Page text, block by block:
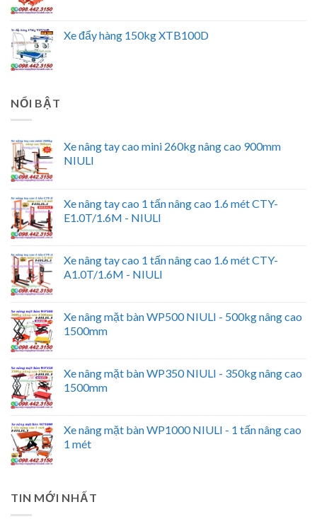
Xe đẩy hàng 150kg XTB100D
NỔI BẬT
Xe nâng tay cao mini 260kg nâng cao 900mm
NIULI
Xe nâng tay cao 1 tấn nâng cao 1.6 mét CTY-
E1.0T/1.6M - NIULI
Xe nâng tay cao 1 tấn nâng cao 1.6 mét CTY-
A1.0T/1.6M - NIULI
Xe nâng mặt bàn WP500 NIULI - 500kg nâng cao
1500mm
Xe nâng mặt bàn WP350 NIULI - 350kg nâng cao
1500mm
Xe nâng mặt bàn WP1000 NIULI - 1 tấn nâng cao
1 mét
TIN MỚI NHẤT